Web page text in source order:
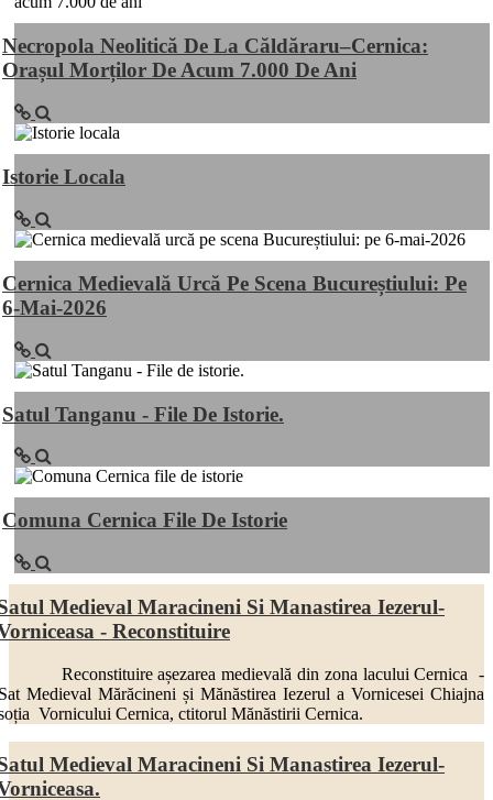
Necropola Neolitică De La Căldăraru–Cernica:
Orașul Morților De Acum 7.000 De Ani
Istorie Locala
Cernica Medievală Urcă Pe Scena Bucureștiului: Pe
6-Mai-2026
Satul Tanganu - File De Istorie.
Comuna Cernica File De Istorie
Medieval Maracineni Si Manastirea Iezerul-
- Reconstituire
așezarea medievală din zona lacului Cernica -
Medieval Mărăcineni și Mănăstirea Iezerul a Vornicesei Chiajna
Vornicului Cernica, ctitorul Mănăstirii Cernica.
Medieval Maracineni Si Manastirea Iezerul-